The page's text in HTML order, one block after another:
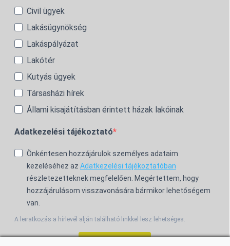
Civil ügyek
Lakásügynökség
Lakáspályázat
Lakótér
Kutyás ügyek
Társasházi hírek
Állami kisajátításban érintett házak lakóinak
Adatkezelési tájékoztató
Önkéntesen hozzájárulok személyes adataim
kezeléséhez az Adatkezelési tájékoztatóban
részletezetteknek megfelelően. Megértettem, hogy
hozzájárulásom visszavonására bármikor lehetőségem
van.
A leiratkozás a hírlevél alján található linkkel lesz lehetséges.